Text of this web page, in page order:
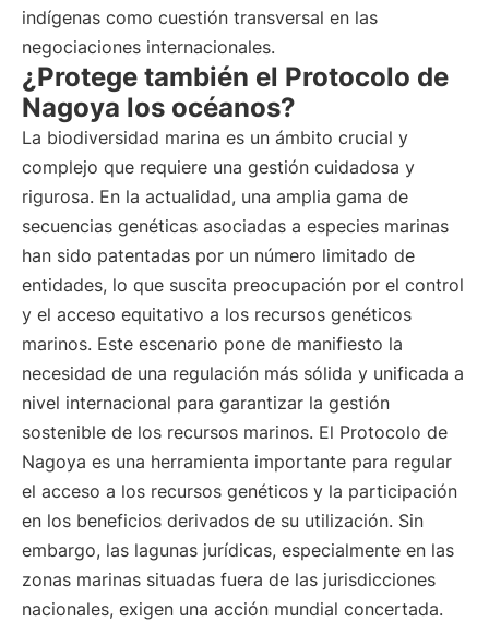
indígenas como cuestión transversal en las
negociaciones internacionales.
¿Protege también el Protocolo de
Nagoya los océanos?
La biodiversidad marina es un ámbito crucial y
complejo que requiere una gestión cuidadosa y
rigurosa. En la actualidad, una amplia gama de
secuencias genéticas asociadas a especies marinas
han sido patentadas por un número limitado de
entidades, lo que suscita preocupación por el control
y el acceso equitativo a los recursos genéticos
marinos. Este escenario pone de manifiesto la
necesidad de una regulación más sólida y unificada a
nivel internacional para garantizar la gestión
sostenible de los recursos marinos. El Protocolo de
Nagoya es una herramienta importante para regular
el acceso a los recursos genéticos y la participación
en los beneficios derivados de su utilización. Sin
embargo, las lagunas jurídicas, especialmente en las
zonas marinas situadas fuera de las jurisdicciones
nacionales, exigen una acción mundial concertada.